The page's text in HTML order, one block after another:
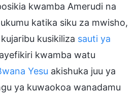
kwamba Amerudi na
katika siku za mwisho,
kusikiliza sauti ya
kwamba watu
Yesu akishuka juu ya
ya kuwaokoa wanadamu